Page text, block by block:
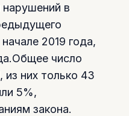
в
2019 года,
число
из них только 43
5%,
закона.